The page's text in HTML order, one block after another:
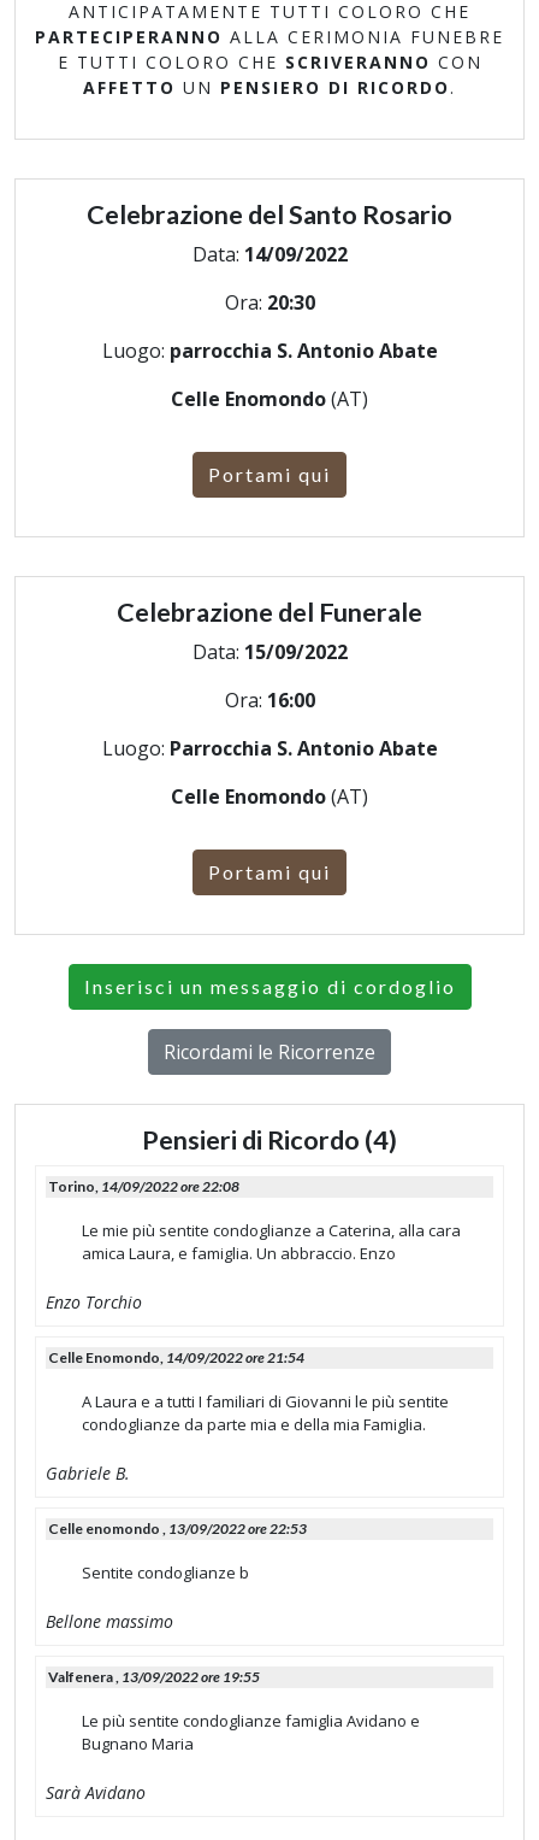
ANTICIPATAMENTE TUTTI COLORO CHE
PARTECIPERANNO ALLA CERIMONIA FUNEBRE
E TUTTI COLORO CHE SCRIVERANNO CON
AFFETTO UN PENSIERO DI RICORDO .
Celebrazione del Santo Rosario
Data: 14/09/2022
Ora: 20:30
Luogo: parrocchia S. Antonio Abate
Celle Enomondo(AT)
Portami qui
Celebrazione del Funerale
Data: 15/09/2022
Ora: 16:00
Luogo: Parrocchia S. Antonio Abate
Celle Enomondo(AT)
Portami qui
Inserisci un messaggio di cordoglio
Ricordami le Ricorrenze
Pensieri di Ricordo (4)
Torino, 14/09/2022 ore 22:08
Le mie più sentite condoglianze a Caterina, alla cara
amica Laura, e famiglia. Un abbraccio. Enzo
Enzo Torchio
Celle Enomondo, 14/09/2022 ore 21:54
A Laura e a tutti I familiari di Giovanni le più sentite
condoglianze da parte mia e della mia Famiglia.
Gabriele B.
Celle enomondo , 13/09/2022 ore 22:53
Sentite condoglianze b
Bellone massimo
Valfenera , 13/09/2022 ore 19:55
Le più sentite condoglianze famiglia Avidano e
Bugnano Maria
Sarà Avidano